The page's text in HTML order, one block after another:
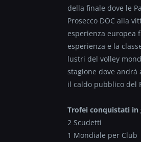
della finale dove le
Prosecco DOC alla
esperienza europea
esperienza e la
lustri del volley
stagione dove andrà
il caldo pubblico del
Trofei conquistati in
2 Scudetti
1 Mondiale per Club